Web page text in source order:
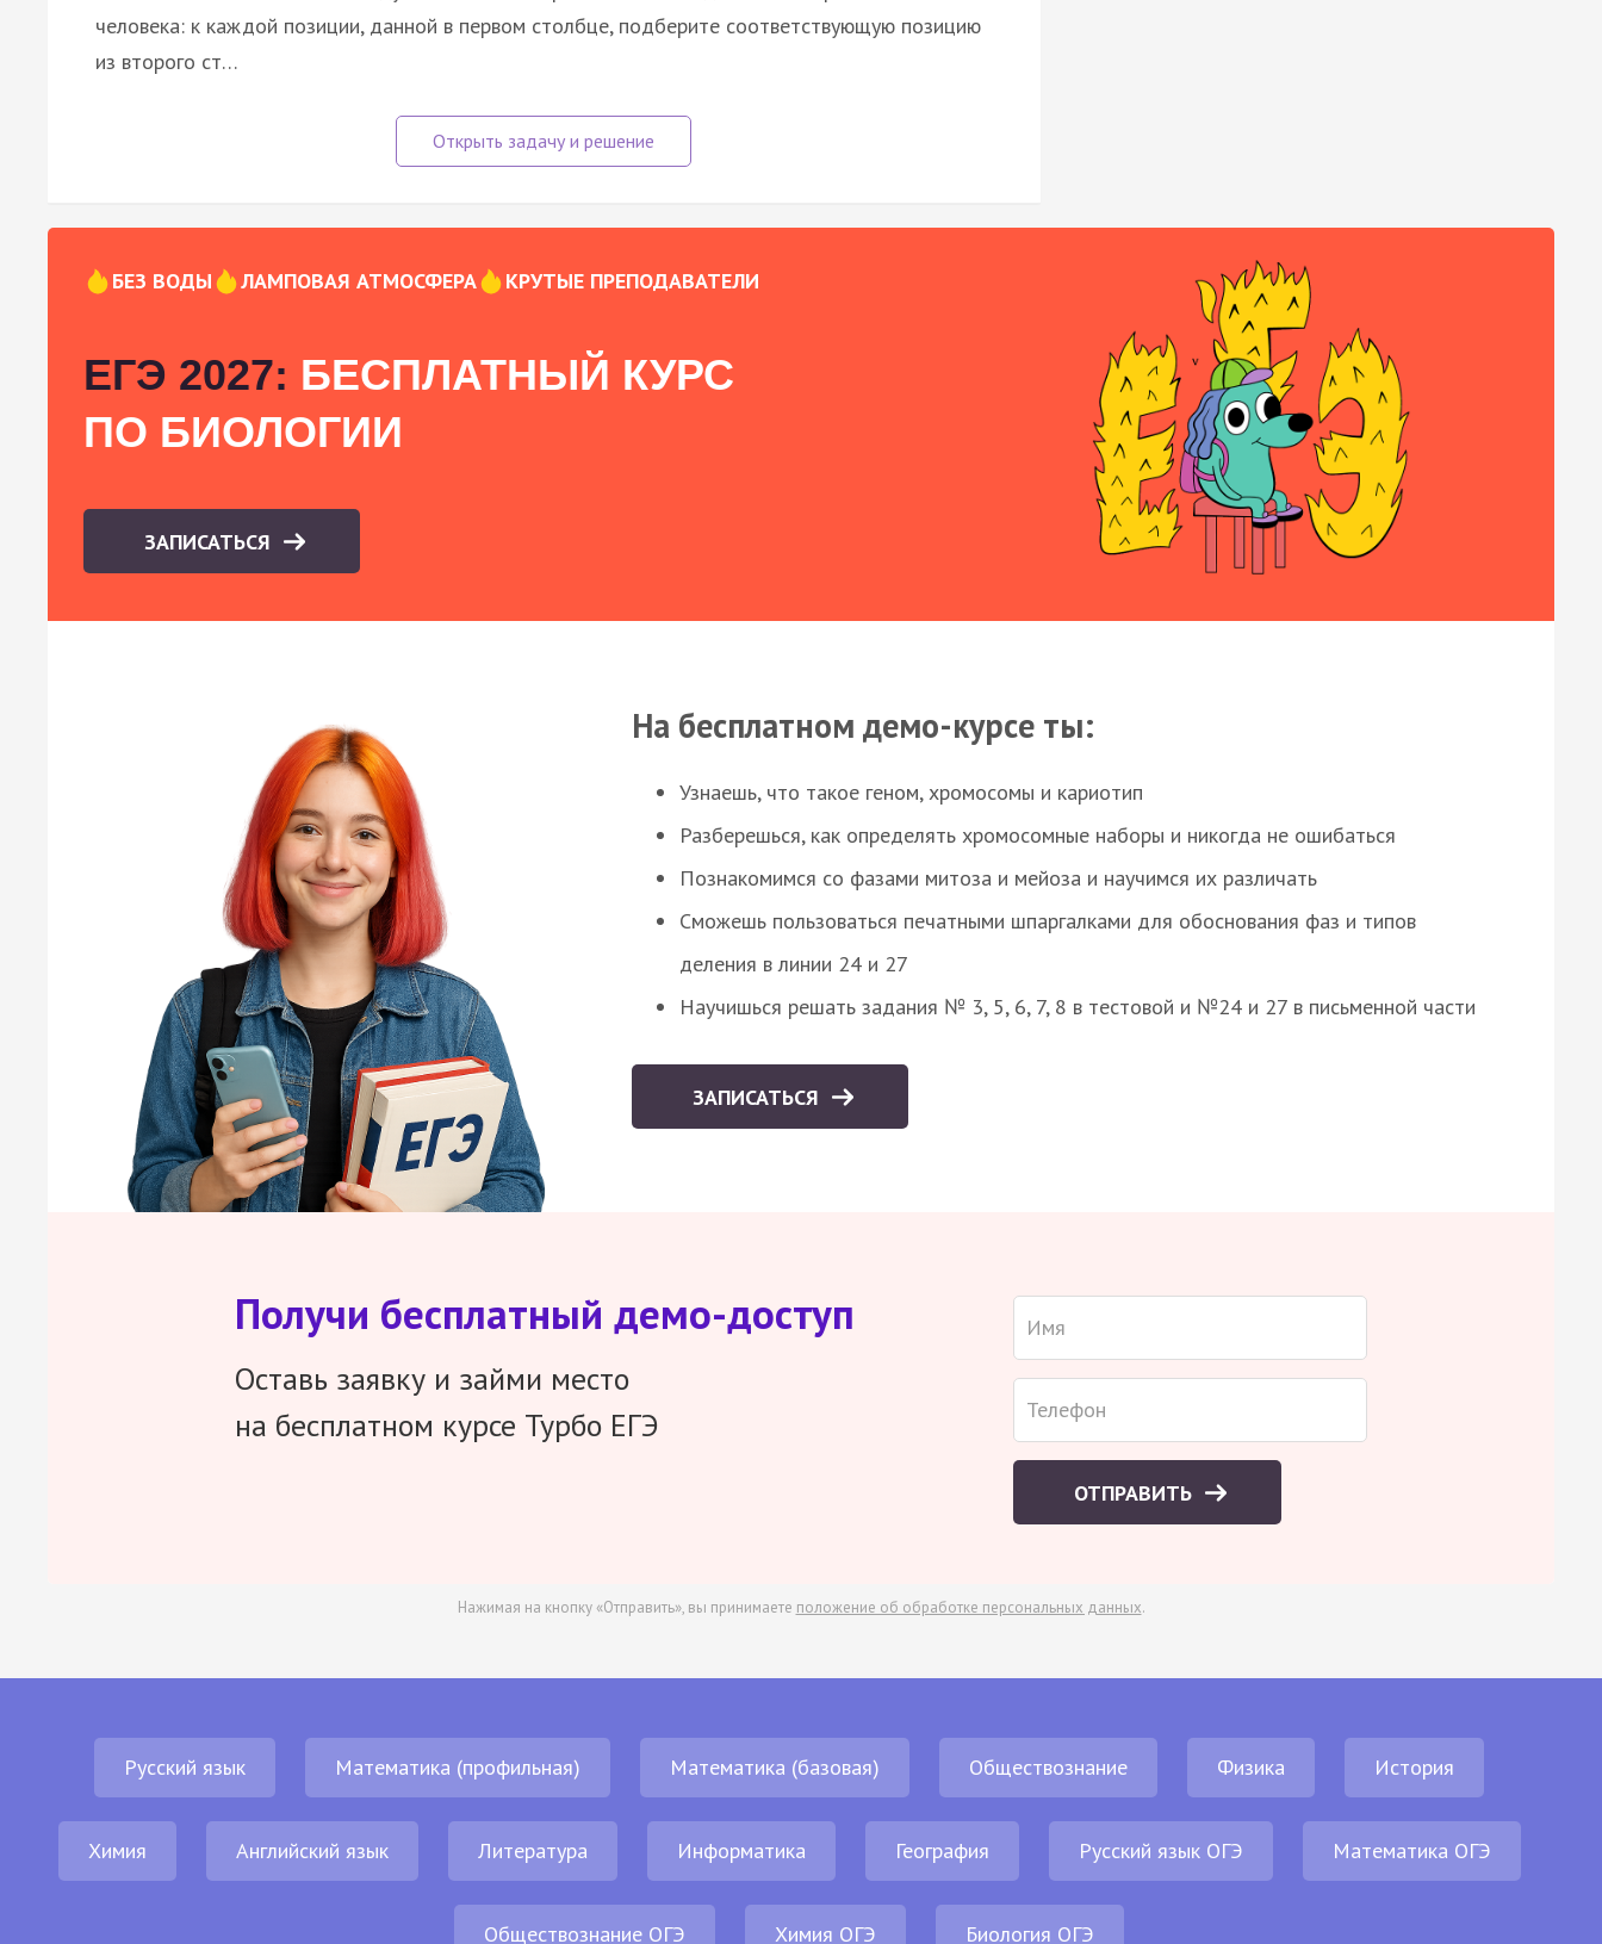
человека: к каждой позиции, данной в первом столбце, подберите соответствующую позицию
из второго ст…
БЕЗ ВОДЫ ЛАМПОВАЯ АТМОСФЕРА КРУТЫЕ ПРЕПОДАВАТЕЛИ
ЕГЭ 2027: БЕСПЛАТНЫЙ КУРС
ПО БИОЛОГИИ
ЗАПИСАТЬСЯ
На бесплатном демо-курсе ты:
Узнаешь, что такое геном, хромосомы и кариотип
Разберешься, как определять хромосомные наборы и никогда не ошибаться
Познакомимся со фазами митоза и мейоза и научимся их различать
Сможешь пользоваться печатными шпаргалками для обоснования фаз и типов
деления в линии 24 и 27
Научишься решать задания № 3, 5, 6, 7, 8 в тестовой и №24 и 27 в письменной части
ЗАПИСАТЬСЯ
Получи бесплатный демо-доступ
Оставь заявку и займи место
на бесплатном курсе Турбо ЕГЭ
ОТПРАВИТЬ
Нажимая на кнопку «Отправить», вы принимаете положение об обработке персональных данных.
Русский язык Математика (профильная) Математика (базовая) Обществознание Физика История
Химия Английский язык Литература Информатика География Русский язык ОГЭ Математика ОГЭ
Обществознание ОГЭ Химия ОГЭ Биология ОГЭ